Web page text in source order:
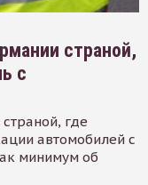
страной,
с
где
автомобилей с
минимум об